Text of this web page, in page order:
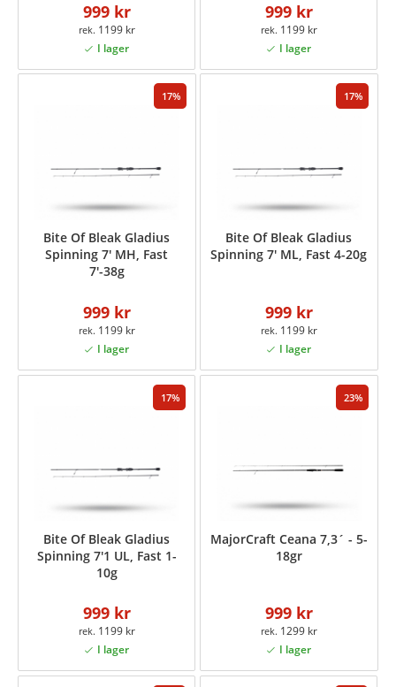
999 kr
1199 kr
999 kr
1199 kr
17
Bite Of Bleak Gladius
Spinning 7' MH, Fast
7'-38g
999 kr
1199 kr
17
Bite Of Bleak Gladius
Spinning 7' ML, Fast 4-20g
999 kr
1199 kr
17
Bite Of Bleak Gladius
Spinning 7'1 UL, Fast 1-
10g
999 kr
1199 kr
23
MajorCraft Ceana 7,3´ - 5-
18gr
999 kr
1299 kr